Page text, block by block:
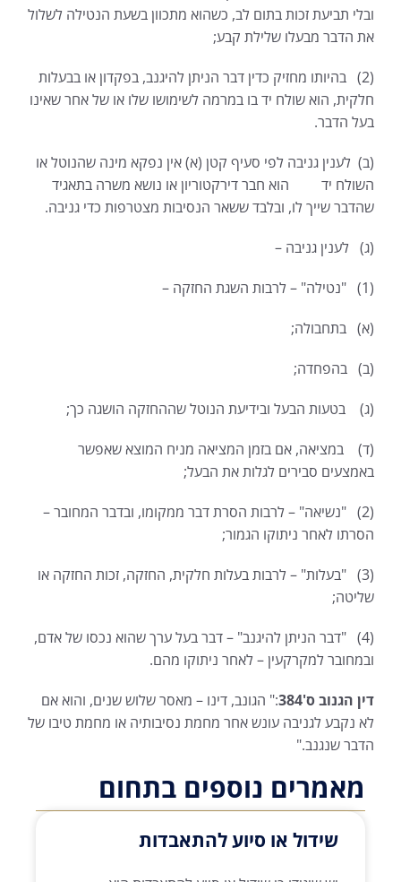
ובלי תביעת זכות בתום לב, כשהוא מתכוון בשעת הנטילה לשלול
את הדבר מבעלו שלילת קבע;
(2) בהיותו מחזיק כדין דבר הניתן להיגנב, בפקדון או בבעלות
חלקית, הוא שולח יד בו במרמה לשימושו שלו או של אחר שאינו
בעל הדבר.
(ב) לענין גניבה לפי סעיף קטן (א) אין נפקא מינה שהנוטל או
השולח יד הוא חבר דירקטוריון או נושא משרה בתאגיד
שהדבר שייך לו, ובלבד ששאר הנסיבות מצטרפות כדי גניבה.
(ג) לענין גניבה –
(1) "נטילה" – לרבות השגת החזקה –
(א) בתחבולה;
(ב) בהפחדה;
(ג) בטעות הבעל ובידיעת הנוטל שההחזקה הושגה כך;
(ד) במציאה, אם בזמן המציאה מניח המוצא שאפשר
באמצעים סבירים לגלות את הבעל;
(2) "נשיאה" – לרבות הסרת דבר ממקומו, ובדבר המחובר –
הסרתו לאחר ניתוקו הגמור;
(3) "בעלות" – לרבות בעלות חלקית, החזקה, זכות החזקה או
שליטה;
(4) "דבר הניתן להיגנב" – דבר בעל ערך שהוא נכסו של אדם,
ובמחובר למקרקעין – לאחר ניתוקו מהם.
דין הגנוב ס'384
:" הגונב, דינו – מאסר שלוש שנים, והוא אם
לא נקבע לגניבה עונש אחר מחמת נסיבותיה או מחמת טיבו של
הדבר שנגנב."
מאמרים נוספים בתחום
שידול או סיוע להתאבדות